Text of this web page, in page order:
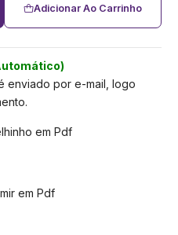
Adicionar Ao Carrinho
enviado por e-mail, logo
em Pdf
em Pdf